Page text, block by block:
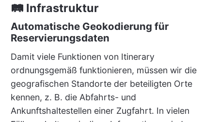
🛤 Infrastruktur
Automatische Geokodierung für
Reservierungsdaten
Damit viele Funktionen von Itinerary
ordnungsgemäß funktionieren, müssen wir die
geografischen Standorte der beteiligten Orte
kennen, z. B. die Abfahrts- und
Ankunftshaltestellen einer Zugfahrt. In vielen